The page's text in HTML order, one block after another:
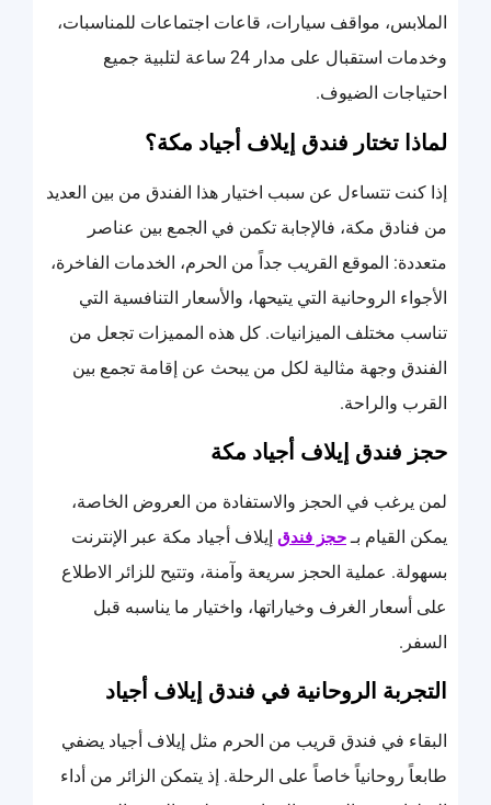
الملابس، مواقف سيارات، قاعات اجتماعات للمناسبات،
وخدمات استقبال على مدار 24 ساعة لتلبية جميع
احتياجات الضيوف.
لماذا تختار فندق إيلاف أجياد مكة؟
إذا كنت تتساءل عن سبب اختيار هذا الفندق من بين العديد
من فنادق مكة، فالإجابة تكمن في الجمع بين عناصر
متعددة: الموقع القريب جداً من الحرم، الخدمات الفاخرة،
الأجواء الروحانية التي يتيحها، والأسعار التنافسية التي
تناسب مختلف الميزانيات. كل هذه المميزات تجعل من
الفندق وجهة مثالية لكل من يبحث عن إقامة تجمع بين
القرب والراحة.
حجز فندق إيلاف أجياد مكة
لمن يرغب في الحجز والاستفادة من العروض الخاصة،
يمكن القيام بـحجز فندق إيلاف أجياد مكة عبر الإنترنت
بسهولة. عملية الحجز سريعة وآمنة، وتتيح للزائر الاطلاع
على أسعار الغرف وخياراتها، واختيار ما يناسبه قبل
السفر.
التجربة الروحانية في فندق إيلاف أجياد
البقاء في فندق قريب من الحرم مثل إيلاف أجياد يضفي
طابعاً روحانياً خاصاً على الرحلة. إذ يتمكن الزائر من أداء